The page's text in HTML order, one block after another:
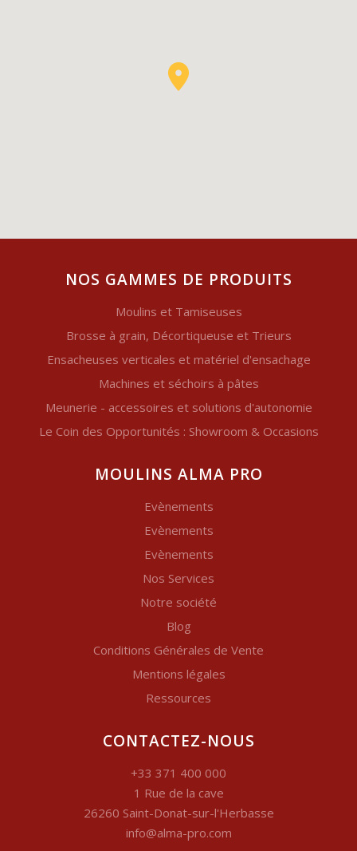
NOS GAMMES DE PRODUITS
Moulins et Tamiseuses
Brosse à grain, Décortiqueuse et Trieurs
Ensacheuses verticales et matériel d'ensachage
Machines et séchoirs à pâtes
Meunerie - accessoires et solutions d'autonomie
Le Coin des Opportunités : Showroom & Occasions
MOULINS ALMA PRO
Evènements
Evènements
Evènements
Nos Services
Notre société
Blog
Conditions Générales de Vente
Mentions légales
Ressources
CONTACTEZ-NOUS
+33 371 400 000
1 Rue de la cave
26260 Saint-Donat-sur-l'Herbasse
info@alma-pro.com